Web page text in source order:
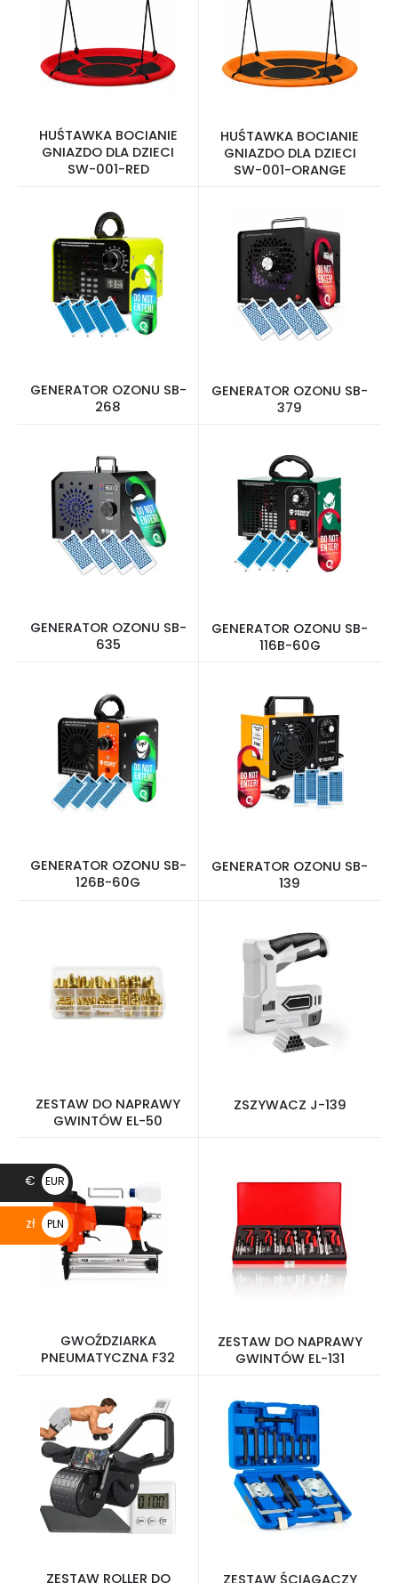
HUŚTAWKA BOCIANIE
GNIAZDO DLA DZIECI
SW-001-RED
HUŚTAWKA BOCIANIE
GNIAZDO DLA DZIECI
SW-001-ORANGE
GENERATOR OZONU SB-
268
GENERATOR OZONU SB-
379
GENERATOR OZONU SB-
635
GENERATOR OZONU SB-
116B-60G
GENERATOR OZONU SB-
126B-60G
GENERATOR OZONU SB-
139
ZESTAW DO NAPRAWY
GWINTÓW EL-50
ZSZYWACZ J-139
GWOŹDZIARKA
PNEUMATYCZNA F32
ZESTAW DO NAPRAWY
GWINTÓW EL-131
ZESTAW ROLLER DO ZESTAW ŚCIĄGACZY
€
EUR
€
zł
PLN
zł